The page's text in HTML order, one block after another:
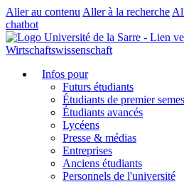
Aller au contenu Aller à la recherche
chatbot
Wirtschaftswissenschaft
Infos pour
Futurs étudiants
Étudiants de premier
Étudiants avancés
Lycéens
Presse & médias
Entreprises
Anciens étudiants
Personnels de l'université